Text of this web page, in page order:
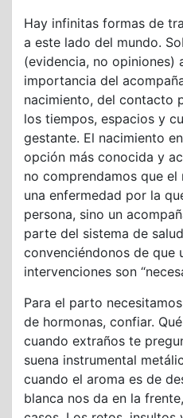
Hay infinitas formas de
a este lado del mundo.
(evidencia, no opiniones)
importancia del
nacimiento, del contacto
los tiempos, espacios y
gestante. El nacimiento
opción más conocida y
no comprendamos que
una enfermedad por la
persona, sino un
parte del sistema de
convenciéndonos de que
intervenciones son
Para el parto
de hormonas, confiar.
cuando extraños te
suena instrumental
cuando el aroma es de
blanca nos da en la